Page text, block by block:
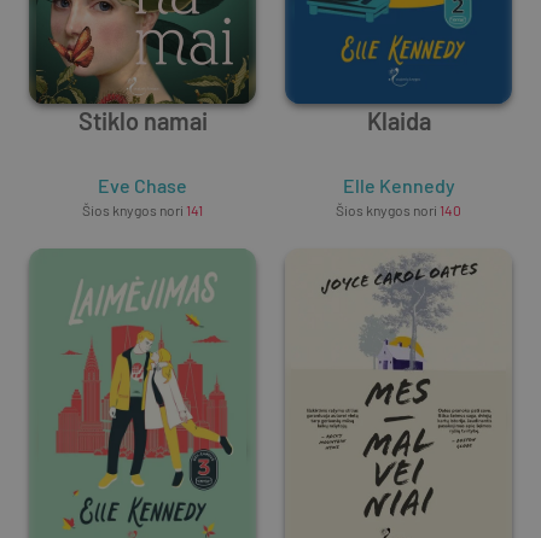
Stiklo namai
Eve Chase
Šios knygos nori 141
Klaida
Elle Kennedy
Šios knygos nori 140